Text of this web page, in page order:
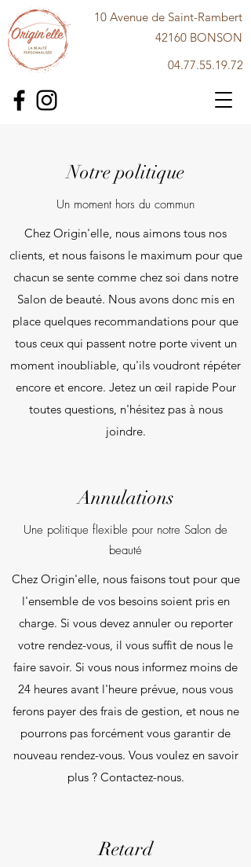
10 Avenue de Saint-Rambert
42160 BONSON
04.77.55.19.72
Notre politique
Un moment hors du commun
Chez Origin'elle, nous aimons tous nos
clients, et nous faisons le maximum pour que
chacun se sente comme chez soi dans notre
Salon de beauté. Nous avons donc mis en
place quelques recommandations pour que
tous ceux qui passent notre porte vivent un
moment inoubliable, qu'ils voudront répéter
encore et encore. Jetez un œil rapide Pour
toutes questions, n'hésitez pas à nous
joindre.
Annulations
Une politique flexible pour notre Salon de
beauté
Chez Origin'elle, nous faisons tout pour que
l'ensemble de vos besoins soient pris en
charge. Si vous devez annuler ou reporter
votre rendez-vous, il vous suffit de nous le
faire savoir. Si vous nous informez moins de
24 heures avant l'heure prévue, nous vous
ferons payer des frais de gestion, et nous ne
pourrons pas forcément vous garantir de
nouveau rendez-vous. Vous voulez en savoir
plus ? Contactez-nous.
Retard